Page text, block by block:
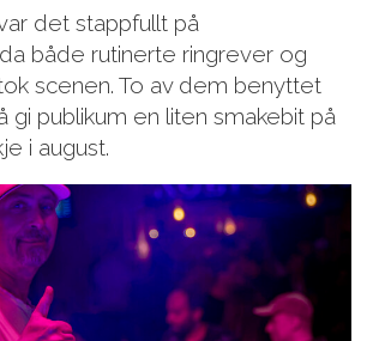
det stappfullt på
både rutinerte ringrever og
scenen. To av dem benyttet
gi publikum en liten smakebit på
i august.